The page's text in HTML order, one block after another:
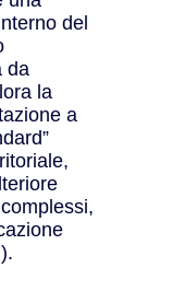
del
da
la
a